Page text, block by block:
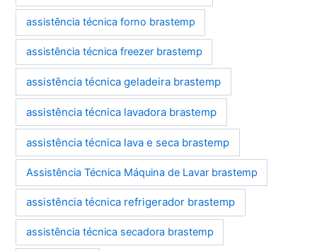
assistência técnica forno brastemp
assistência técnica freezer brastemp
assistência técnica geladeira brastemp
assistência técnica lavadora brastemp
assistência técnica lava e seca brastemp
Assistência Técnica Máquina de Lavar brastemp
assistência técnica refrigerador brastemp
assistência técnica secadora brastemp